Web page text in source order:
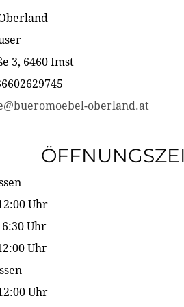
3, 6460 Imst
oberland.at
Uhr
Uhr
Uhr
Uhr